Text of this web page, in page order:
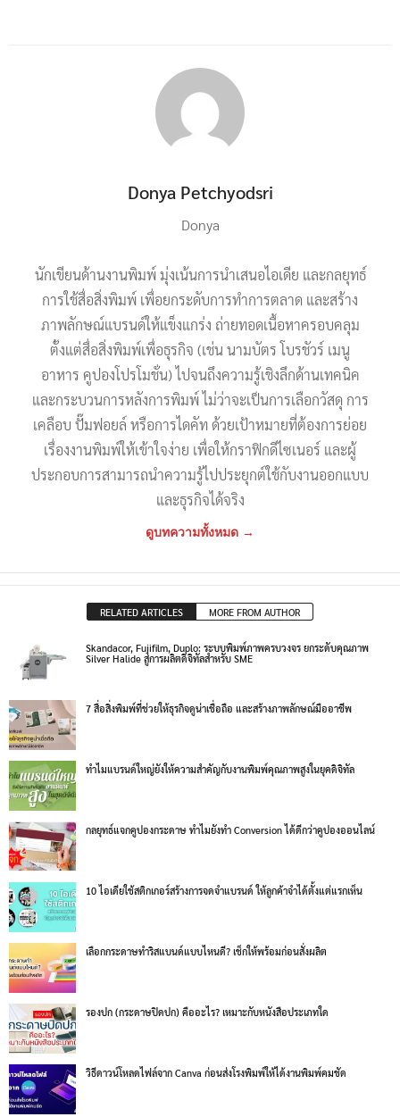
Donya Petchyodsri
Donya
นักเขียนด้านงานพิมพ์ มุ่งเน้นการนำเสนอไอเดีย และกลยุทธ์
การใช้สื่อสิ่งพิมพ์ เพื่อยกระดับการทำการตลาด และสร้าง
ภาพลักษณ์แบรนด์ให้แข็งแกร่ง ถ่ายทอดเนื้อหาครอบคลุม
ตั้งแต่สื่อสิ่งพิมพ์เพื่อธุรกิจ (เช่น นามบัตร โบรชัวร์ เมนู
อาหาร คูปองโปรโมชั่น) ไปจนถึงความรู้เชิงลึกด้านเทคนิค
และกระบวนการหลังการพิมพ์ ไม่ว่าจะเป็นการเลือกวัสดุ การ
เคลือบ ปั๊มฟอยล์ หรือการไดคัท ด้วยเป้าหมายที่ต้องการย่อย
เรื่องงานพิมพ์ให้เข้าใจง่าย เพื่อให้กราฟิกดีไซเนอร์ และผู้
ประกอบการสามารถนำความรู้ไปประยุกต์ใช้กับงานออกแบบ
และธุรกิจได้จริง
ดูบทความทั้งหมด →
RELATED ARTICLES MORE FROM AUTHOR
Skandacor, Fujifilm, Duplo: ระบบพิมพ์ภาพครบวงจร ยกระดับคุณภาพ
Silver Halide สู่การผลิตดิจิทัลสำหรับ SME
7 สื่อสิ่งพิมพ์ที่ช่วยให้ธุรกิจดูน่าเชื่อถือ และสร้างภาพลักษณ์มืออาชีพ
ทำไมแบรนด์ใหญ่ยังให้ความสำคัญกับงานพิมพ์คุณภาพสูงในยุคดิจิทัล
กลยุทธ์แจกคูปองกระดาษ ทำไมยังทำ Conversion ได้ดีกว่าคูปองออนไลน์
10 ไอเดียใช้สติกเกอร์สร้างการจดจำแบรนด์ ให้ลูกค้าจำได้ตั้งแต่แรกเห็น
เลือกกระดาษทำริสแบนด์แบบไหนดี? เช็กให้พร้อมก่อนสั่งผลิต
รองปก (กระดาษปิดปก) คืออะไร? เหมาะกับหนังสือประเภทใด
วิธีดาวน์โหลดไฟล์จาก Canva ก่อนส่งโรงพิมพ์ให้ได้งานพิมพ์คมชัด